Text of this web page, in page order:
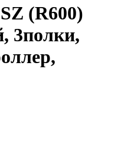
(R600)
3полки,